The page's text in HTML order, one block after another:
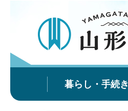
暮らし・手続き